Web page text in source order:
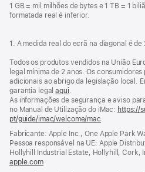
1 GB = mil milhões de bytes e 1 TB = 1
formatada real é inferior.
1. A medida real do ecrã na diagonal é de
Todos os produtos vendidos na União
legal mínima de 2 anos. Os
adicionais ao abrigo da legislação local.
garantia legalaqui
As informações de segurança e aviso
no Manual de Utilização do iMac: https://
pt/guide/imac/welcome/mac
nova
janela)
Fabricante: Apple Inc., One Apple Park
Pessoa responsável na UE: Apple
Hollyhill Industrial Estate, Hollyhill, Cork,
apple.com(abre